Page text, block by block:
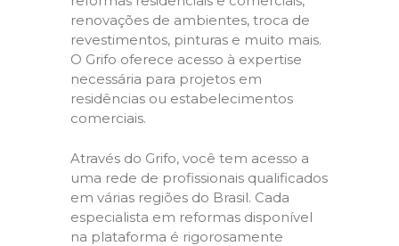
renovações de ambientes, troca de
revestimentos, pinturas e muito mais.
O Grifo oferece acesso à expertise
necessária para projetos em
residências ou estabelecimentos
comerciais.
Através do Grifo, você tem acesso a
uma rede de profissionais qualificados
em várias regiões do Brasil. Cada
especialista em reformas disponível
na plataforma é rigorosamente